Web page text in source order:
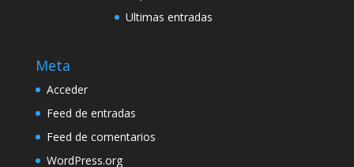
Ultimas entradas
Meta
Acceder
Feed de entradas
Feed de comentarios
WordPress.org